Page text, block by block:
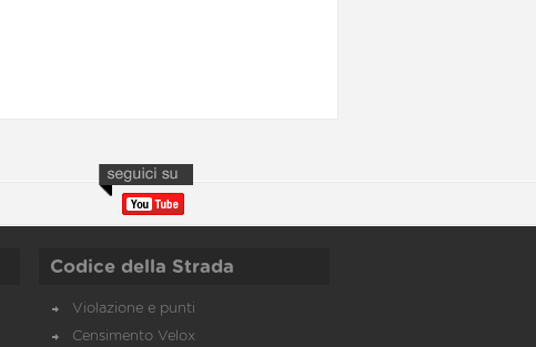
Codice della Strada
Violazione e punti
Censimento Velox